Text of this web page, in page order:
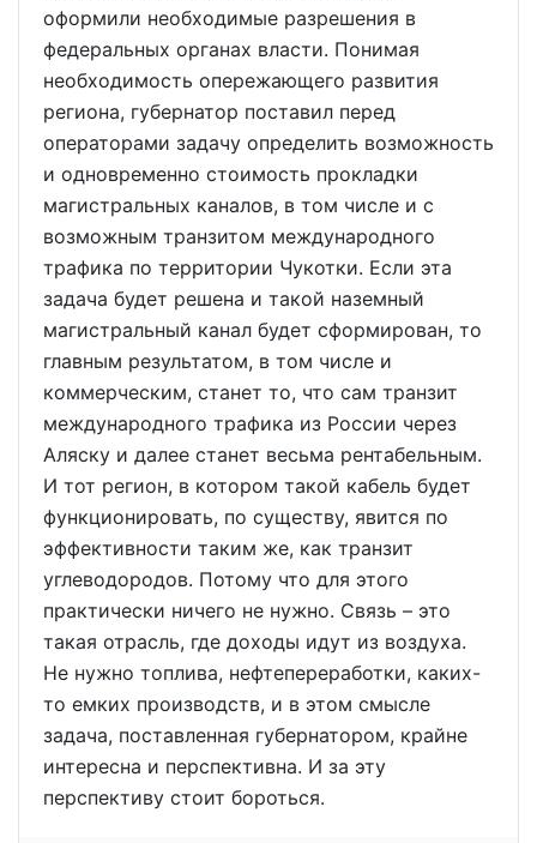
оформили необходимые разрешения в
федеральных органах власти. Понимая
необходимость опережающего развития
региона, губернатор поставил перед
операторами задачу определить возможность
и одновременно стоимость прокладки
магистральных каналов, в том числе и с
возможным транзитом международного
трафика по территории Чукотки. Если эта
задача будет решена и такой наземный
магистральный канал будет сформирован, то
главным результатом, в том числе и
коммерческим, станет то, что сам транзит
международного трафика из России через
Аляску и далее станет весьма рентабельным.
И тот регион, в котором такой кабель будет
функционировать, по существу, явится по
эффективности таким же, как транзит
углеводородов. Потому что для этого
практически ничего не нужно. Связь – это
такая отрасль, где доходы идут из воздуха.
Не нужно топлива, нефтепереработки, каких-
то емких производств, и в этом смысле
задача, поставленная губернатором, крайне
интересна и перспективна. И за эту
перспективу стоит бороться.